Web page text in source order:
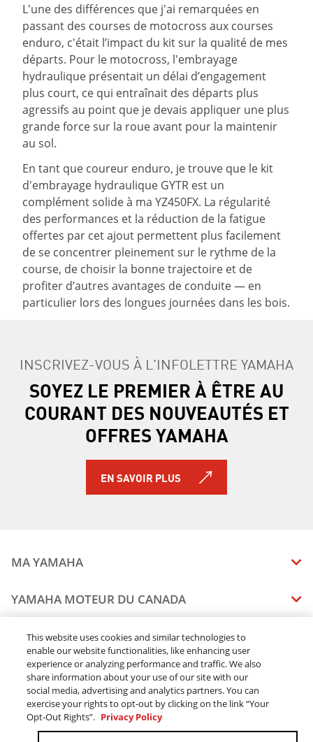
L'une des différences que j'ai remarquées en
passant des courses de motocross aux courses
enduro, c'était l’impact du kit sur la qualité de mes
départs. Pour le motocross, l'embrayage
hydraulique présentait un délai d’engagement
plus court, ce qui entraînait des départs plus
agressifs au point que je devais appliquer une plus
grande force sur la roue avant pour la maintenir
au sol.
En tant que coureur enduro, je trouve que le kit
d'embrayage hydraulique GYTR est un
complément solide à ma YZ450FX. La régularité
des performances et la réduction de la fatigue
offertes par cet ajout permettent plus facilement
de se concentrer pleinement sur le rythme de la
course, de choisir la bonne trajectoire et de
profiter d’autres avantages de conduite — en
particulier lors des longues journées dans les bois.
INSCRIVEZ-VOUS À L'INFOLETTRE YAMAHA
SOYEZ LE PREMIER À ÊTRE AU
COURANT DES NOUVEAUTÉS ET
OFFRES YAMAHA
EN SAVOIR PLUS
MA YAMAHA
ÉTAT DES RAPPELS DE VOTRE VÉHICULE
YAMAHA MOTEUR DU CANADA
CARRIERES
RESTONS DEHORS
BLOGUE
COMMUNIQUEZ AVEC NOUS
CONCESSIONNAIRES
TROUVEZ UN CONCESSIONNAIRE
DEVENEZ CONCESSIONNAIRE
CONCESSIONAIRE ÉLITE
MENTIONS JURIDIQUES
MODALITÉS ET CONDITIONS
ACOMPTE EN LIGNE MODALITÉS ET CONDITIONS
COMMANDES EN LIGNE
This website uses cookies and similar technologies to
enable our website functionalities, like enhancing user
experience or analyzing performance and traffic. We also
share information about your use of our site with our
social media, advertising and analytics partners. You can
exercise your rights to opt-out by clicking on the link “Your
Opt-Out Rights”. Privacy Policy